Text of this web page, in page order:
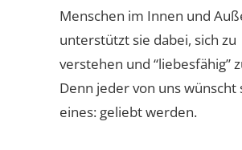
Menschen im Innen und
unterstützt sie dabei, sich zu
verstehen und “liebesfähig”
Denn jeder von uns wünscht
eines: geliebt werden.